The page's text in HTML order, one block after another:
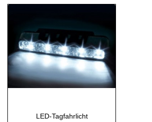
LED-Tagfahrlicht